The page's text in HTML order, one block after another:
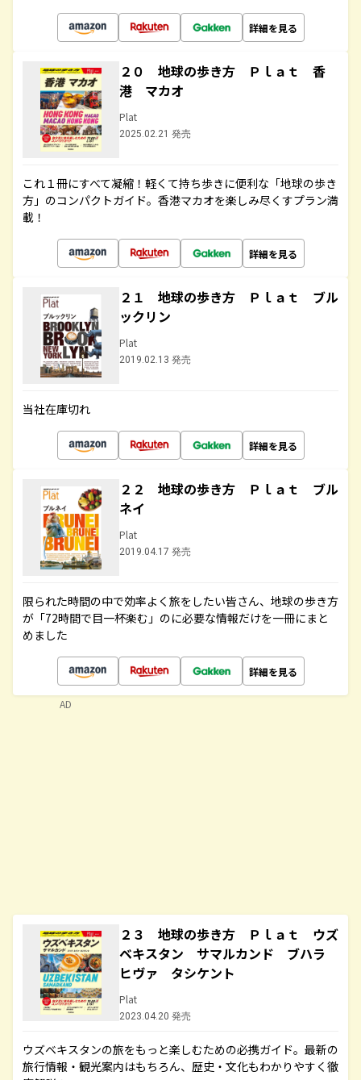
詳細を見る
２０ 地球の歩き方 Ｐｌａｔ 香
港 マカオ
Plat
2025.02.21 発売
これ１冊にすべて凝縮！軽くて持ち歩きに便利な「地球の歩き
方」のコンパクトガイド。香港マカオを楽しみ尽くすプラン満
載！
詳細を見る
２１ 地球の歩き方 Ｐｌａｔ ブル
ックリン
Plat
2019.02.13 発売
当社在庫切れ
詳細を見る
２２ 地球の歩き方 Ｐｌａｔ ブル
ネイ
Plat
2019.04.17 発売
限られた時間の中で効率よく旅をしたい皆さん、地球の歩き方
が「72時間で目一杯楽む」のに必要な情報だけを一冊にまと
めました
詳細を見る
２３ 地球の歩き方 Ｐｌａｔ ウズ
ベキスタン サマルカンド ブハラ
ヒヴァ タシケント
Plat
2023.04.20 発売
ウズベキスタンの旅をもっと楽しむための必携ガイド。最新の
旅行情報・観光案内はもちろん、歴史・文化もわかりやすく徹
AD